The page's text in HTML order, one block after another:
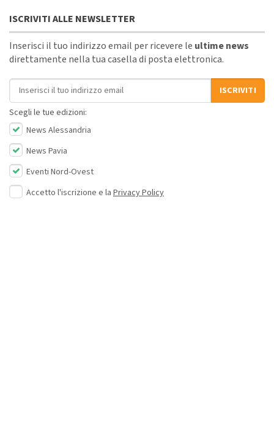
ISCRIVITI ALLE NEWSLETTER
Inserisci il tuo indirizzo email per ricevere le ultime news
direttamente nella tua casella di posta elettronica.
Indirizzo email
ISCRIVITI
Scegli le tue edizioni:
News Alessandria
News Pavia
Eventi Nord-Ovest
Accetto l'iscrizione e la Privacy Policy